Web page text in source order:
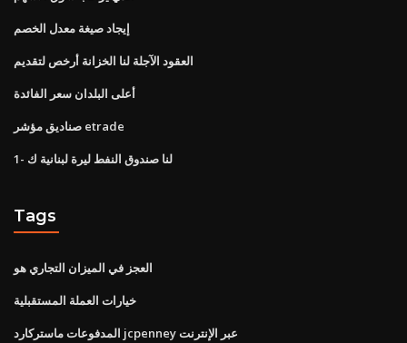
إيجاد صيغة معدل الخصم
العقود الآجلة لنا الخزانة أرخص لتقديم
أعلى البلدان سعر الفائدة
صناديق مؤشر etrade
لنا صندوق النفط ليرة لبنانية ك -1
Tags
العجز في الميزان التجاري هو
خيارات العملة المستقبلية
المدفوعات ماستركارد jcpenney عبر الإنترنت